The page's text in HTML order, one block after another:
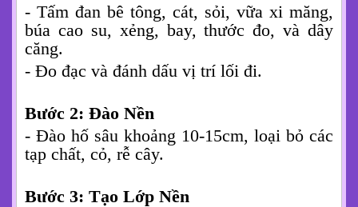
- Tấm đan bê tông, cát, sỏi, vữa xi măng,
búa cao su, xẻng, bay, thước đo, và dây
căng.
- Đo đạc và đánh dấu vị trí lối đi.
Bước 2: Đào Nền
- Đào hố sâu khoảng 10-15cm, loại bỏ các
tạp chất, cỏ, rễ cây.
Bước 3: Tạo Lớp Nền